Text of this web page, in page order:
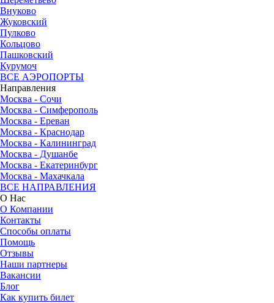
Внуково
Жуковский
Пулково
Кольцово
Пашковский
Курумоч
ВСЕ АЭРОПОРТЫ
Направления
Москва - Сочи
Москва - Симферополь
Москва - Ереван
Москва - Краснодар
Москва - Калининград
Москва - Душанбе
Москва - Екатеринбург
Москва - Махачкала
ВСЕ НАПРАВЛЕНИЯ
О Нас
О Компании
Контакты
Способы оплаты
Помощь
Отзывы
Наши партнеры
Вакансии
Блог
Как купить билет